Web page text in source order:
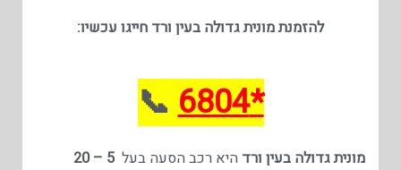
להזמנת מונית גדולה בעין ורד חייגו עכשיו:
*6804
📞
מונית גדולה בעין ורד היא רכב הסעה בעל
5 – 20